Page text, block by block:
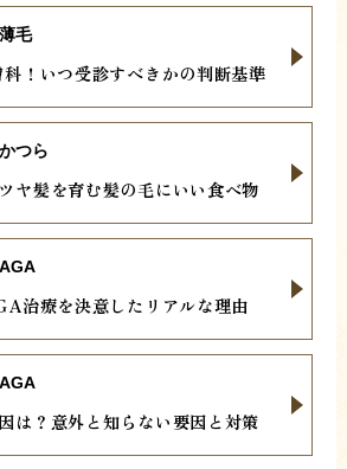
！いつ受診すべきかの判断基準
薄毛
ヤ髪を育む髪の毛にいい食べ物
かつら
治療を決意したリアルな理由
AGA
は？意外と知らない要因と対策
AGA